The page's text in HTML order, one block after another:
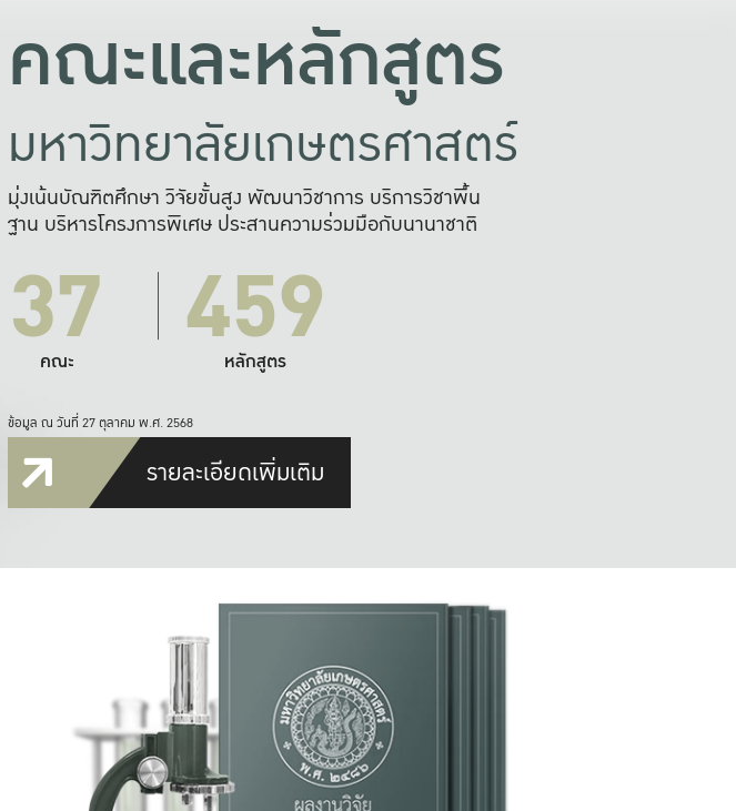
คณะและหลักสูตร
มหาวิทยาลัยเกษตรศาสตร์
มุ่งเน้นบัณฑิตศึกษา วิจัยขั้นสูง พัฒนาวิชาการ บริการวิชาพื้น
ฐาน บริหารโครงการพิเศษ ประสานความร่วมมือกับนานาชาติ
37
คณะ 459
หลักสูตร
ข้อมูล ณ วันที่ 27 ตุลาคม พ.ศ. 2568
รายละเอียดเพิ่มเติม